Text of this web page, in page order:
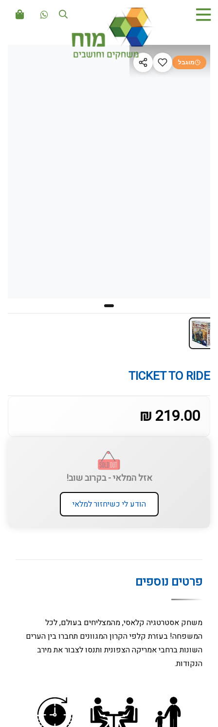
מוגבל
TICKET TO RIDE
219.00 ₪
אזל המלאי - בקרוב שוב!
הודע לי כשיחזור למלאי
פרטים נוספים
משחק אסטרטגיה קלאסי, מהמצליחים בעולם, לכל
המשפחה! בעזרת קלפי הקרון המגוונים תחברו בין הערים
השונות ברחבי אמריקה הצפונית ותנסו לצבור את מירב
הנקודות.